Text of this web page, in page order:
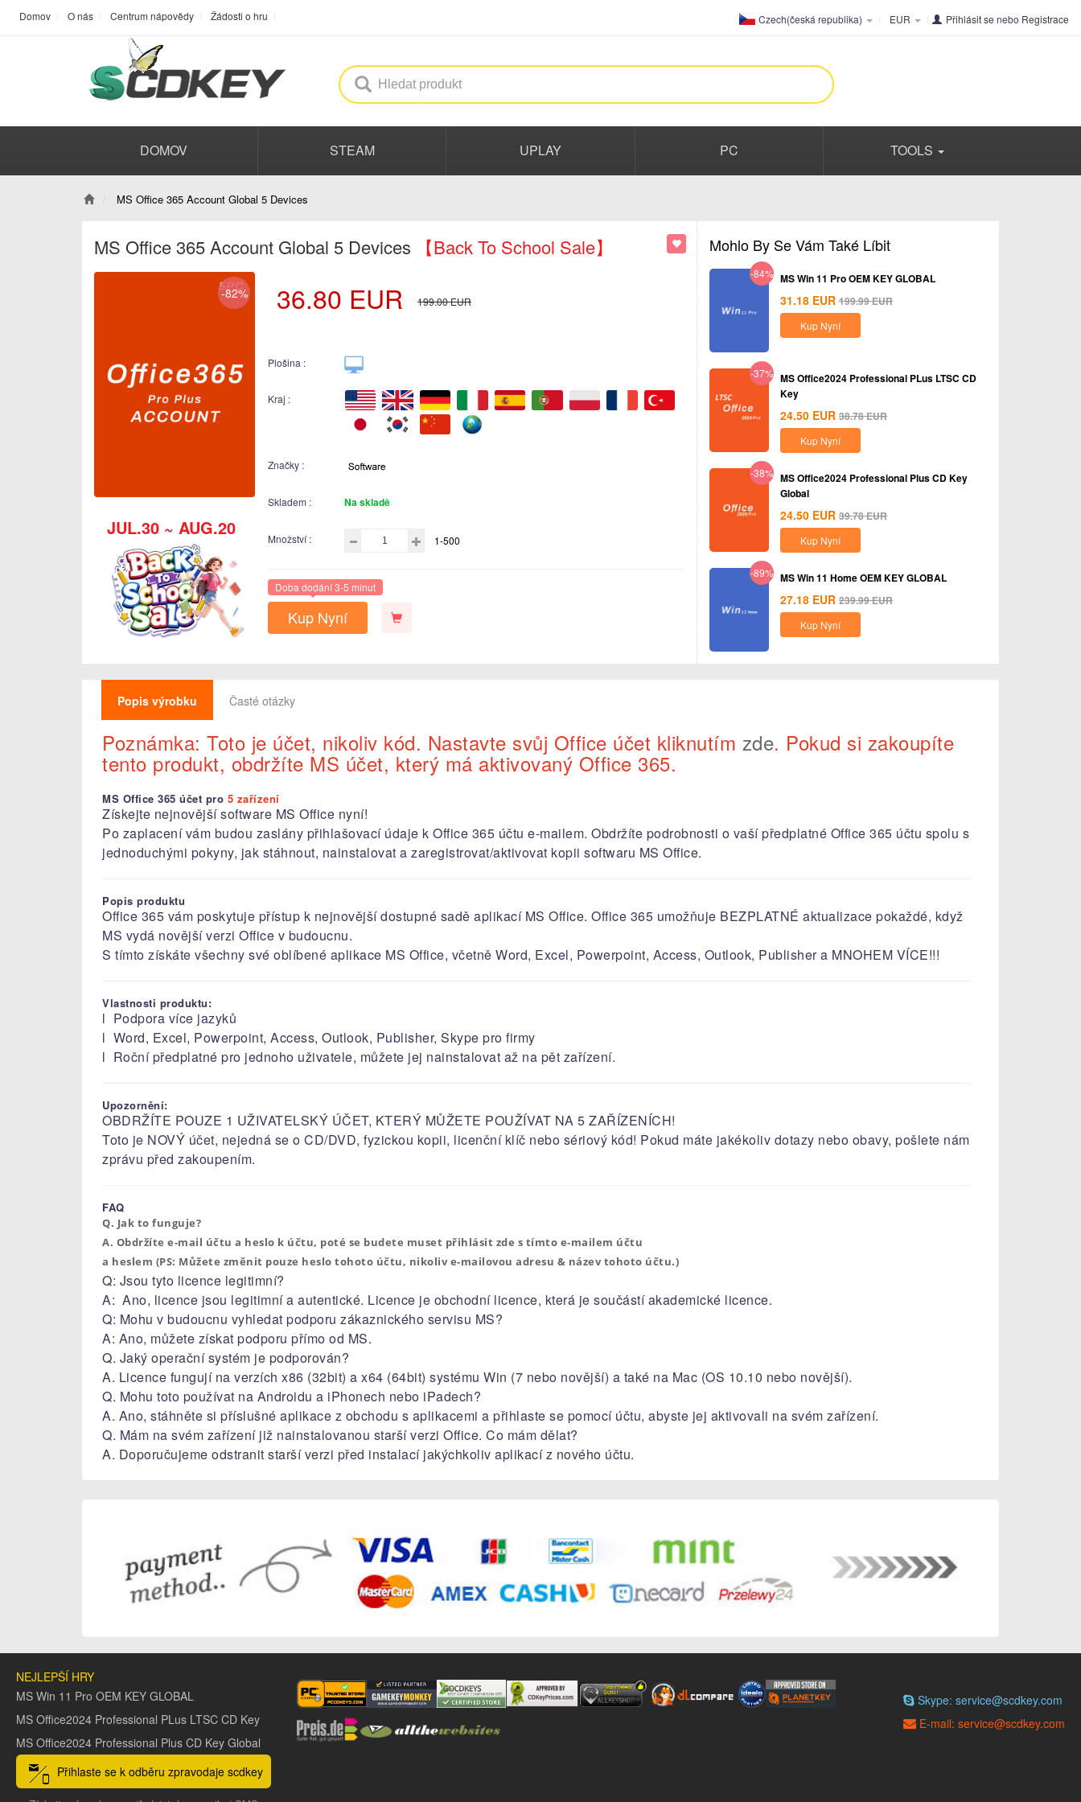
Domov O nás Centrum nápovědy Žádosti o hru Czech(česká republika) EUR Přihlásit se nebo Registrace
DOMOV STEAM UPLAY PC TOOLS
MS Office 365 Account Global 5 Devices
MS Office 365 Account Global 5 Devices 【Back To School Sale】
-82%
JUL.30 ~ AUG.20
36.80 EUR 199.00EUR
Plošina :
Kraj :
Značky :
Skladem : Na skladě
Množství : 1-500
Doba dodání 3-5 minut
Kup Nyní
Mohlo By Se Vám Také Líbit
-84% MS Win 11 Pro OEM KEY GLOBAL
31.18 EUR 199.99EUR
Kup Nyní
-37% MS Office2024 Professional PLus LTSC CD
Key
24.50 EUR 38.78EUR
Kup Nyní
-38% MS Office2024 Professional Plus CD Key
Global
24.50 EUR 39.78EUR
Kup Nyní
-89% MS Win 11 Home OEM KEY GLOBAL
27.18 EUR 239.99EUR
Kup Nyní
Popis výrobku Časté otázky
Poznámka: Toto je účet, nikoliv kód. Nastavte svůj Office účet kliknutím zde. Pokud si zakoupíte
tento produkt, obdržíte MS účet, který má aktivovaný Office 365.
MS Office 365 účet pro 5 zařízení
Získejte nejnovější software MS Office nyní!
Po zaplacení vám budou zaslány přihlašovací údaje k Office 365 účtu e-mailem. Obdržíte podrobnosti o vaší předplatné Office 365 účtu spolu s
jednoduchými pokyny, jak stáhnout, nainstalovat a zaregistrovat/aktivovat kopii softwaru MS Office.​​​​​​​
Popis produktu
Office 365 vám poskytuje přístup k nejnovější dostupné sadě aplikací MS Office. Office 365 umožňuje BEZPLATNÉ aktualizace pokaždé, když
MS vydá novější verzi Office v budoucnu.
S tímto získáte všechny své oblíbené aplikace MS Office, včetně Word, Excel, Powerpoint, Access, Outlook, Publisher a MNOHEM VÍCE!!!
Vlastnosti produktu:
l Podpora více jazyků
l Word, Excel, Powerpoint, Access, Outlook, Publisher, Skype pro firmy
l Roční předplatné pro jednoho uživatele, můžete jej nainstalovat až na pět zařízení.
Upozornění:
OBDRŽÍTE POUZE 1 UŽIVATELSKÝ ÚČET, KTERÝ MŮŽETE POUŽÍVAT NA 5 ZAŘÍZENÍCH!
​​​​​Toto je NOVÝ účet, nejedná se o CD/DVD, fyzickou kopii, licenční klíč nebo sériový kód! Pokud máte jakékoliv dotazy nebo obavy, pošlete nám
zprávu před zakoupením.​​​​​​​​​​​​​​​​​​​​
FAQ
​​​​​​​​​​​​​​​​​​​​​​​​​​Q. Jak to funguje?
A. Obdržíte e-mail účtu a heslo k účtu, poté se budete muset přihlásit zde s tímto e-mailem účtu
a heslem (PS: Můžete změnit pouze heslo tohoto účtu, nikoliv e-mailovou adresu & název tohoto účtu.)
Q: Jsou tyto licence legitimní?
A: Ano, licence jsou legitimní a autentické. Licence je obchodní licence, která je součástí akademické licence.
Q: Mohu v budoucnu vyhledat podporu zákaznického servisu MS?
A: Ano, můžete získat podporu přímo od MS.
Q. Jaký operační systém je podporován?
A. Licence fungují na verzích x86 (32bit) a x64 (64bit) systému Win (7 nebo novější) a také na Mac (OS 10.10 nebo novější).
Q. Mohu toto používat na Androidu a iPhonech nebo iPadech?
A. Ano, stáhněte si příslušné aplikace z obchodu s aplikacemi a přihlaste se pomocí účtu, abyste jej aktivovali na svém zařízení.
Q. Mám na svém zařízení již nainstalovanou starší verzi Office. Co mám dělat?
A. Doporučujeme odstranit starší verzi před instalací jakýchkoliv aplikací z nového účtu.
NEJLEPŠÍ HRY
MS Win 11 Pro OEM KEY GLOBAL
MS Office2024 Professional PLus LTSC CD Key
MS Office2024 Professional Plus CD Key Global
Skype: service@scdkey.com
E-mail: service@scdkey.com
Přihlaste se k odběru zpravodaje scdkey